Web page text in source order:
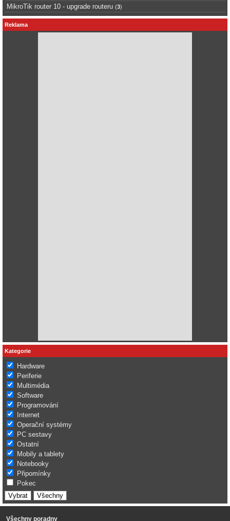
MikroTik router 10 - upgrade routeru (3)
Reklama
Kategorie
Hardware
Periferie
Multimédia
Software
Programování
Internet
Operační systémy
PC sestavy
Ostatní
Mobily a tablety
Notebooky
Připomínky
Pokec
Všechny poradny